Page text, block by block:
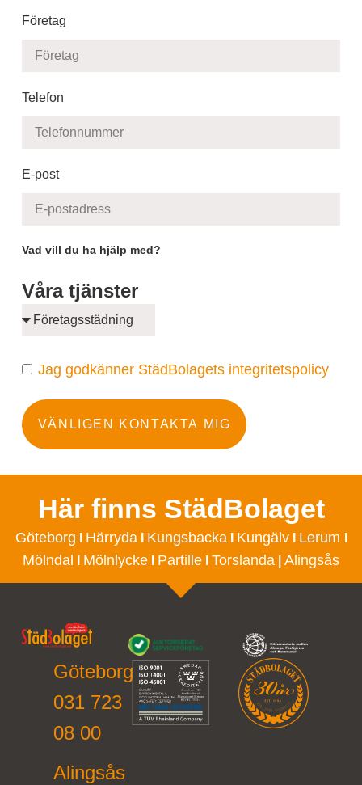
Företag
Telefon
E-post
Vad vill du ha hjälp med?
Våra tjänster
Jag godkänner StädBolagets integritetspolicy
VÄNLIGEN KONTAKTA MIG
Här finns StädBolaget
Göteborg HärrydaI KungsbackaI KungälvI Lerum
Mölndal Mölnlycke Partille Torslanda Alingsås
Göteborg
031 723
08 00
Alingsås